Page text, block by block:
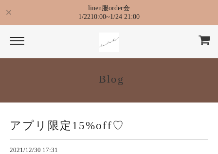
linen服order会
1/2210:00~1/24 21:00
Blog
アプリ限定15%off♡
2021/12/30 17:31